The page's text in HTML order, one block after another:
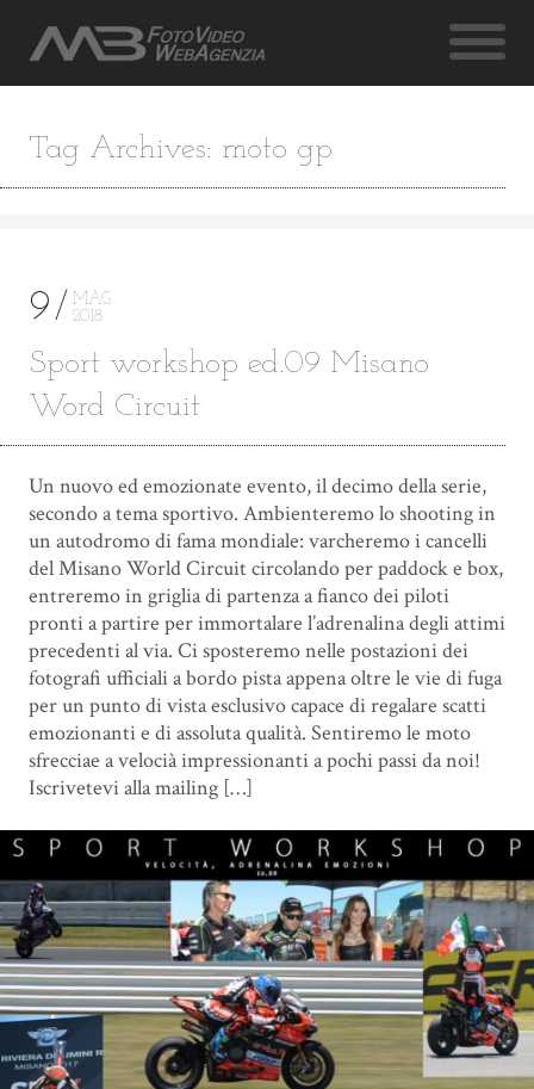
Tag Archives: moto gp
9
MAG
2018
Sport workshop ed.09 Misano
Word Circuit
Un nuovo ed emozionate evento, il decimo della serie,
secondo a tema sportivo. Ambienteremo lo shooting in
un autodromo di fama mondiale: varcheremo i cancelli
del Misano World Circuit circolando per paddock e box,
entreremo in griglia di partenza a fianco dei piloti
pronti a partire per immortalare l’adrenalina degli attimi
precedenti al via. Ci sposteremo nelle postazioni dei
fotografi ufficiali a bordo pista appena oltre le vie di fuga
per un punto di vista esclusivo capace di regalare scatti
emozionanti e di assoluta qualità. Sentiremo le moto
sfrecciae a velocià impressionanti a pochi passi da noi!
Iscrivetevi alla mailing […]